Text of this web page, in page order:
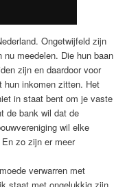
Ongetwijfeld zijn
meedelen. Die hun baan
zijn en daardoor voor
hun inkomen zitten. Het
in staat bent om je vaste
de bank wil dat de
wil elke
zo zijn er meer
verwarren met